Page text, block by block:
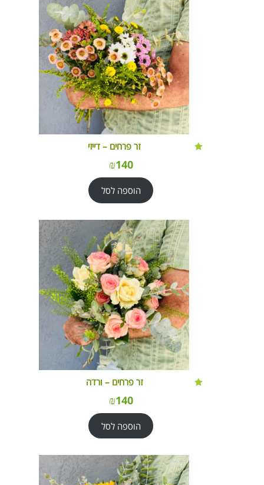
זר פרחים – דייזי
₪140
הוספה לסל
זר פרחים – ורדה
₪140
הוספה לסל